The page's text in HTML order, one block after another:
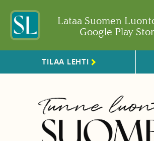
Lataa Suomen
Google Play
TILAA LEHTI